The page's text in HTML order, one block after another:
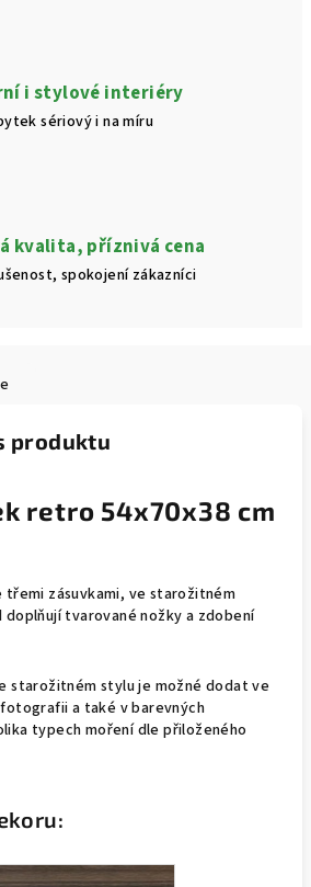
i stylové interiéry
sériový i na míru
kvalita, příznivá cena
spokojení zákazníci
produktu
retro 54x70x38 cm
zásuvkami, ve starožitném
doplňují tvarované nožky a zdobení
starožitném stylu je možné dodat ve
a také v barevných
typech moření dle přiloženého